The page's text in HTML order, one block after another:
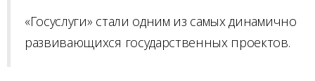
«Госуслуги» стали одним из самых динамично
развивающихся государственных проектов.